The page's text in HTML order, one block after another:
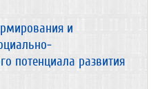
и
потенциала развития